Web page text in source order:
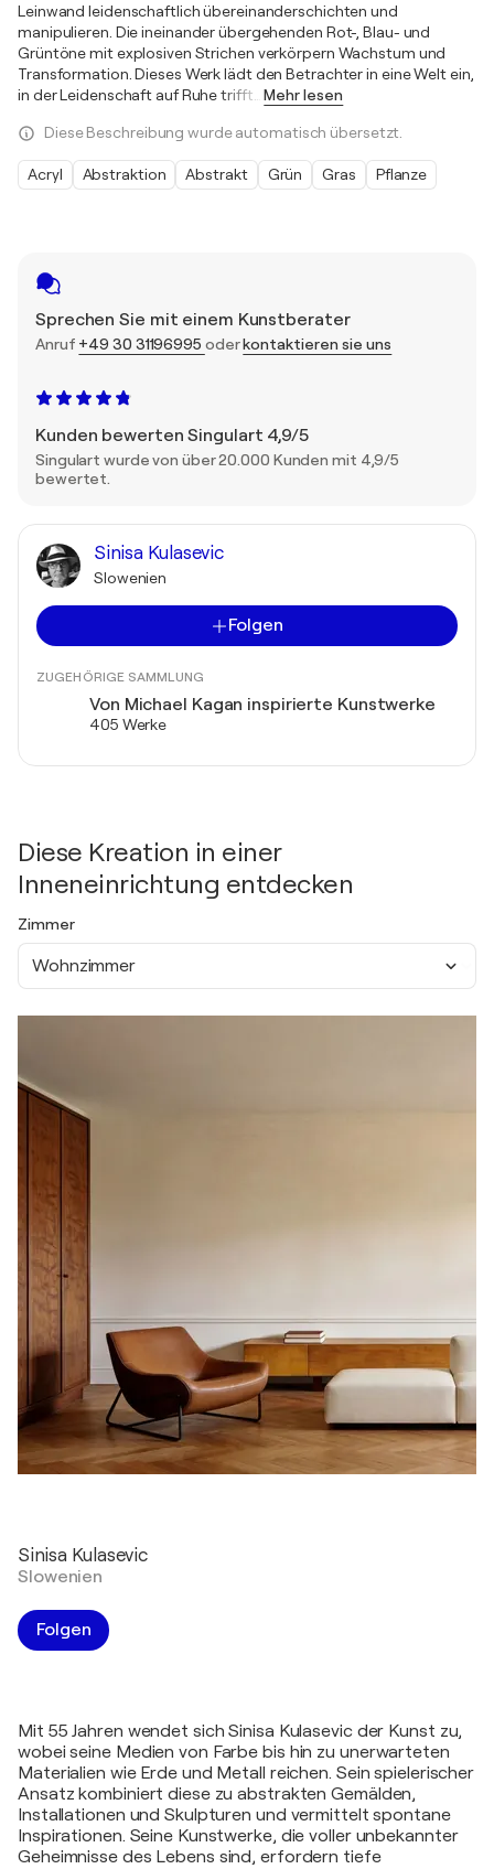
Sprechen Sie mit einem Kunstberater
Anruf +49 30 31196995 oderkontaktieren sie uns
Kunden bewerten Singulart 4,9/5
Singulart wurde von über 20.000 Kunden mit 4,9/5
bewertet.
Sinisa Kulasevic
Slowenien
Folgen
ZUGEHÖRIGE SAMMLUNG
Von Michael Kagan inspirierte Kunstwerke
405 Werke
Diese Kreation in einer
Inneneinrichtung entdecken
Zimmer
Wohnzimmer
Leinwand leidenschaftlich übereinanderschichten und
manipulieren. Die ineinander übergehenden Rot-, Blau- und
Grüntöne mit explosiven Strichen verkörpern Wachstum und
Transformation. Dieses Werk lädt den Betrachter in eine Welt ein,
in der Leidenschaft auf Ruhe trifft
Mehr lesen
Diese Beschreibung wurde automatisch übersetzt.
Acryl Abstraktion Abstrakt Grün Gras Pflanze
Sinisa Kulasevic
Slowenien
Folgen
Mit 55 Jahren wendet sich Sinisa Kulasevic der Kunst zu,
wobei seine Medien von Farbe bis hin zu unerwarteten
Materialien wie Erde und Metall reichen. Sein spielerischer
Ansatz kombiniert diese zu abstrakten Gemälden,
Installationen und Skulpturen und vermittelt spontane
Inspirationen. Seine Kunstwerke, die voller unbekannter
Geheimnisse des Lebens sind, erfordern tiefe